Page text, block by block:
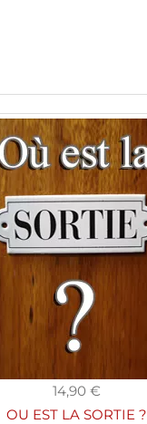
14,90 €
OU EST LA SORTIE ?